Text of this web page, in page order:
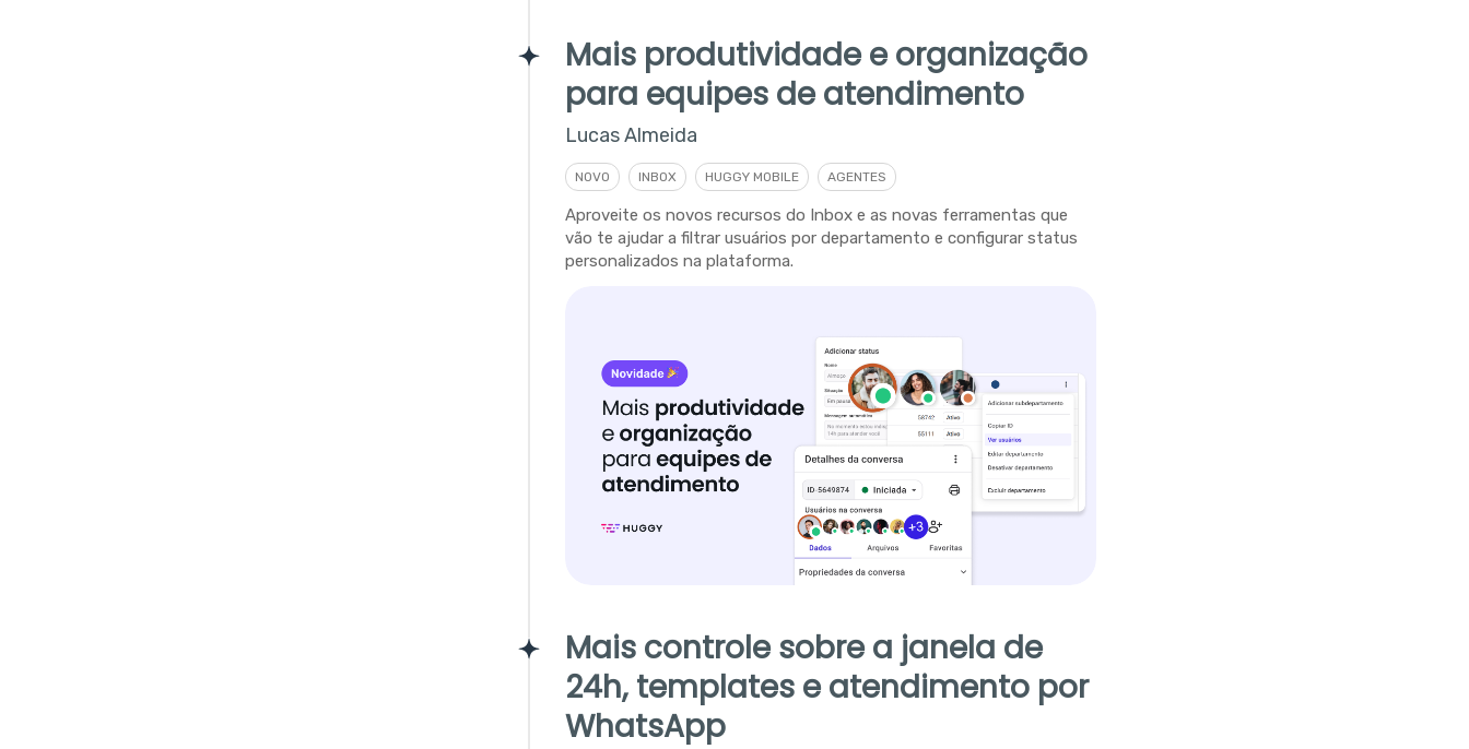
Mais produtividade e organização
para equipes de atendimento
Lucas Almeida
NOVO INBOX HUGGY MOBILE AGENTES
Aproveite os novos recursos do Inbox e as novas ferramentas que
vão te ajudar a filtrar usuários por departamento e configurar status
personalizados na plataforma.
Mais controle sobre a janela de
24h, templates e atendimento por
WhatsApp